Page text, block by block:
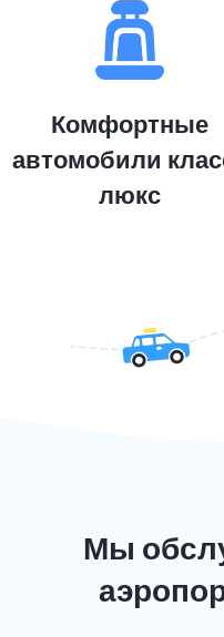
Комфортные
автомобили
люкс
Мы